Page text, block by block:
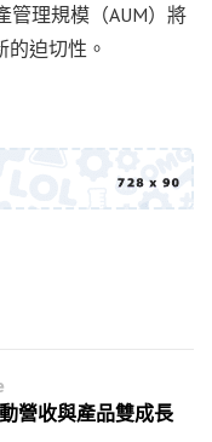
管理規模（AUM）將
迫切性。
營收與產品雙成長